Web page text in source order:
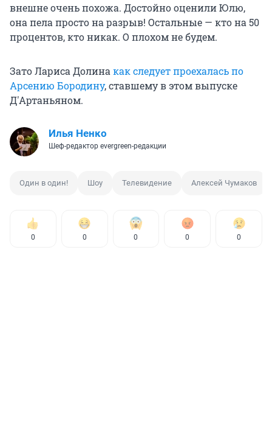
внешне очень похожа. Достойно оценили Юлю,
она пела просто на разрыв! Остальные — кто на 50
процентов, кто никак. О плохом не будем.
Зато Лариса Долина как следует проехалась по
Арсению Бородину, ставшему в этом выпуске
Д'Артаньяном.
Илья Ненко
Шеф-редактор evergreen-редакции
Один в один! Шоу Телевидение Алексей Чумаков
0 0 0 0 0